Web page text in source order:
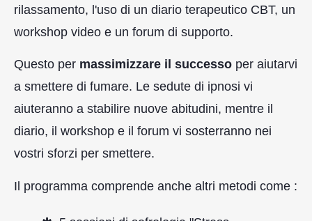
rilassamento, l'uso di un diario terapeutico CBT, un
workshop video e un forum di supporto.
Questo per massimizzare il successo per aiutarvi
a smettere di fumare. Le sedute di ipnosi vi
aiuteranno a stabilire nuove abitudini, mentre il
diario, il workshop e il forum vi sosterranno nei
vostri sforzi per smettere.
Il programma comprende anche altri metodi come :